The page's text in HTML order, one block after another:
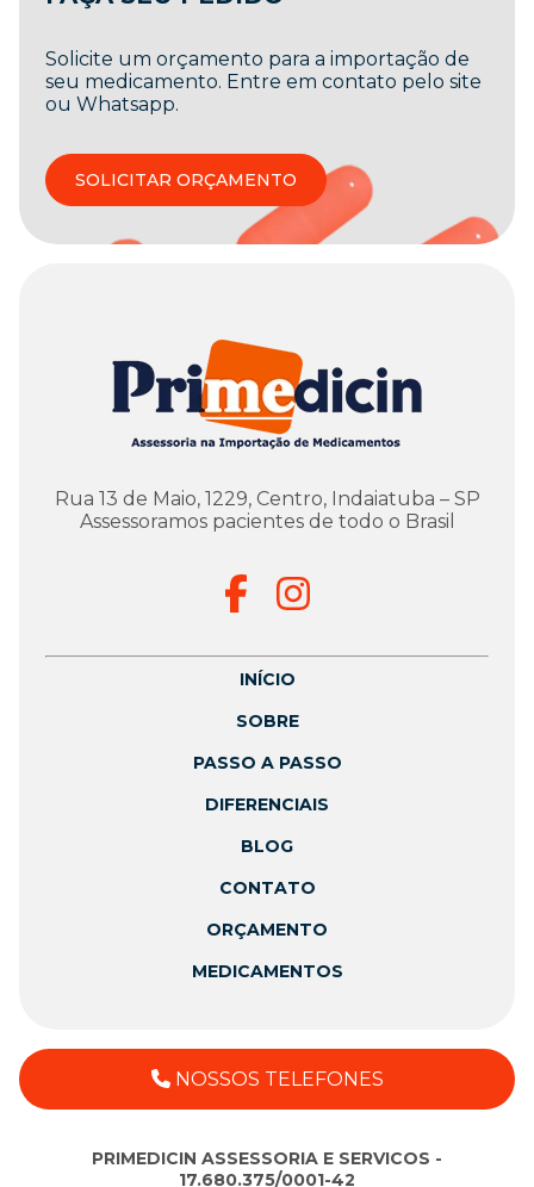
Solicite um orçamento para a importação de
seu medicamento. Entre em contato pelo site
ou Whatsapp.
SOLICITAR ORÇAMENTO
Rua 13 de Maio, 1229, Centro, Indaiatuba – SP
Assessoramos pacientes de todo o Brasil
INÍCIO
SOBRE
PASSO A PASSO
DIFERENCIAIS
BLOG
CONTATO
ORÇAMENTO
MEDICAMENTOS
NOSSOS TELEFONES
PRIMEDICIN ASSESSORIA E SERVICOS -
17.680.375/0001-42